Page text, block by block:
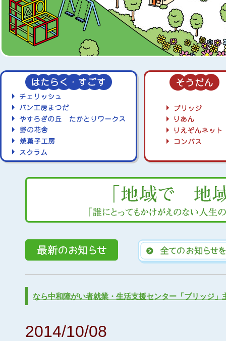
なら中和障がい者就業・生活支援センター「ブリッジ」
2014/10/08